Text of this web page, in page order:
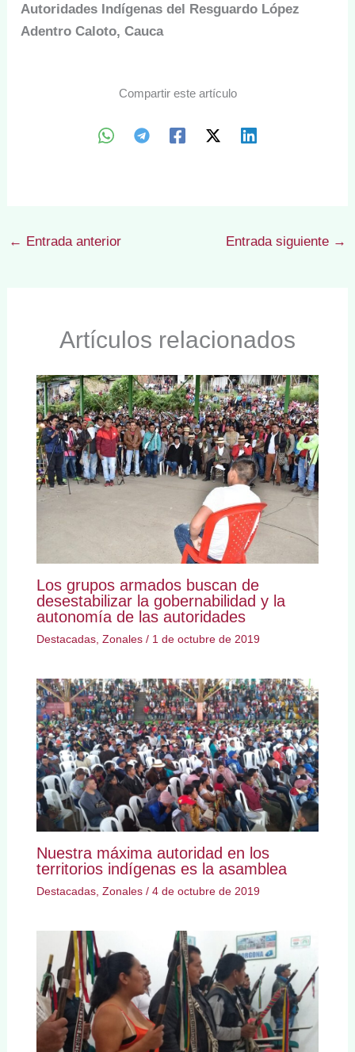
Autoridades Indígenas del Resguardo López
Adentro Caloto, Cauca
Compartir este artículo
← Entrada anterior Entrada siguiente →
Artículos relacionados
Los grupos armados buscan de
desestabilizar la gobernabilidad y la
autonomía de las autoridades
Destacadas, Zonales/ 1 de octubre de 2019
Nuestra máxima autoridad en los
territorios indígenas es la asamblea
Destacadas, Zonales/ 4 de octubre de 2019